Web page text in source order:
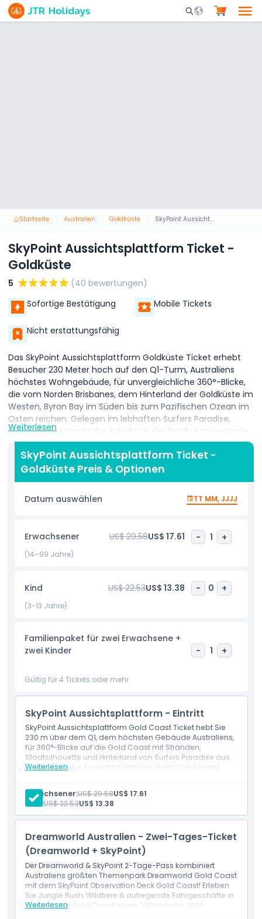
Mobile Search
Startseite Australien Goldküste SkyPoint Aussichtsplattform Ticket - Goldküste
SkyPoint Aussichtsplattform Ticket -
Goldküste
5
(40 bewertungen)
Sofortige Bestätigung
Mobile Tickets
Nicht erstattungsfähig
Das SkyPoint Aussichtsplattform Goldküste Ticket erhebt
Besucher 230 Meter hoch auf den Q1-Turm, Australiens
höchstes Wohngebäude, für unvergleichliche 360°-Blicke,
die vom Norden Brisbanes, dem Hinterland der Goldküste im
Westen, Byron Bay im Süden bis zum Pazifischen Ozean im
Osten reichen. Gelegen im lebhaften Surfers Paradise,
bietet diese strandnahe Attraktion der Goldküste verglaste
Panoramen, perfekt zum Beobachten von Walen, Stürmen
und funkelnden nächtlichen Skylines. Die zweistöckige
Plattform auf den Etagen 77-78 verfügt über interaktive
Displays, eine Wetterstation, ein kleines Theater und die
SkyPoint Bar + Bistro mit Kaffee, Mittagessen und Cocktails
von Sonnenaufgang bis Sonnenuntergang.
Australiens höchsten externen Gebäuderundgang in 270 m
Höhe. Die SkyPoint Aussichtsplattform Goldküste fasst 400
Gäste mit ganzjährigem Zugang, rollstuhlgerechtem Design
Firmenveranstaltungen. Der Express-Aufzug erreicht in 43
Sekunden 77 Etagen und bietet sofortige Aussichten auf
die Goldküste, nur wenige Minuten von Stränden und
SkyPoint Aussichtsplattform unvergessliche
Urlaubserinnerungen als ultimative Aussichtsplattform von
Goldküsten-Themenpark-Reisepläne.
Highlights
Inklusivleistungen
Ausschlüsse
Nicht geeignet für
Öffnungszeiten
Weiterlesen
SkyPoint Aussichtsplattform Ticket -
Goldküste Preis & Optionen
Datum auswählen TT MM, JJJJ
Erwachsener US$ 29.58US$ 17.61 - 1 +
(14–99 Jahre)
Kind US$ 22.53US$ 13.38 - 0 +
(3-13 Jahre)
Familienpaket für zwei Erwachsene +
zwei Kinder
- 1 +
Gültig für 4 Tickets oder mehr
SkyPoint Aussichtsplattform - Eintritt
SkyPoint Aussichtsplattform Gold Coast Ticket hebt Sie
230 m über dem Q1, dem höchsten Gebäude Australiens,
für 360°-Blicke auf die Gold Coast mit Stränden,
Stadtsilhouette und Hinterland von Surfers Paradise aus.
Die strandnahe Aussichtsplattform Gold Coast bietet
und Getränken. Ultimativer Aussichtspunkt der SkyPoint
Aussichtsplattform Gold Coast.
Weiterlesen
Leistungen
Eintrittskarte für die SkyPoint Aussichtsplattform Gold
Zugang zu 360°-Panoramablick von Ebene 77-78
Erwachsener:US$ 29.58US$ 17.61
Kind:US$ 22.53US$ 13.38
Dreamworld Australien - Zwei-Tages-Ticket
(Dreamworld + SkyPoint)
Der Dreamworld & SkyPoint 2-Tage-Pass kombiniert
Australiens größten Themenpark Dreamworld Gold Coast
mit dem SkyPoint Observation Deck Gold Coast! Erleben
Sie Jungle Rush, Wildtiere & aufregende Fahrgeschäfte in
Dreamworld Gold Coast sowie 230 m hohe 360°-
Weiterlesen